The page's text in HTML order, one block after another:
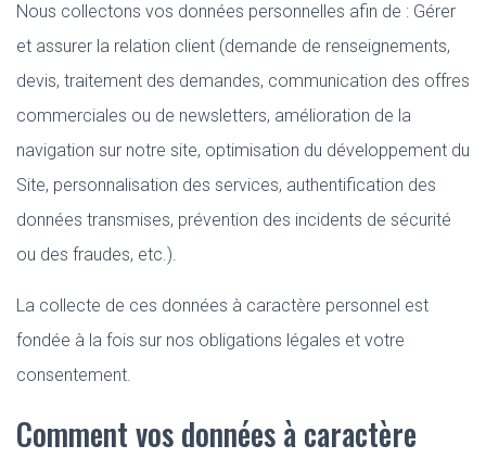
Nous collectons vos données personnelles afin de : Gérer
et assurer la relation client (demande de renseignements,
devis, traitement des demandes, communication des offres
commerciales ou de newsletters, amélioration de la
navigation sur notre site, optimisation du développement du
Site, personnalisation des services, authentification des
données transmises, prévention des incidents de sécurité
ou des fraudes, etc.).
La collecte de ces données à caractère personnel est
fondée à la fois sur nos obligations légales et votre
consentement.
Comment vos données à caractère